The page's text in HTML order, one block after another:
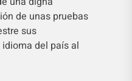
de unas pruebas
sus
del país al